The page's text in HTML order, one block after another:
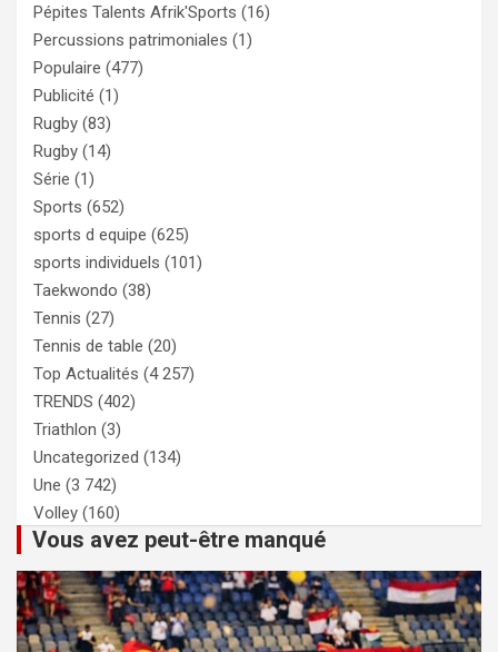
Pépites Talents Afrik'Sports (16)
Percussions patrimoniales (1)
Populaire (477)
Publicité (1)
Rugby (83)
Rugby (14)
Série (1)
Sports (652)
sports d equipe (625)
sports individuels (101)
Taekwondo (38)
Tennis (27)
Tennis de table (20)
Top Actualités (4 257)
TRENDS (402)
Triathlon (3)
Uncategorized (134)
Une (3 742)
Volley (160)
Vous avez peut-être manqué